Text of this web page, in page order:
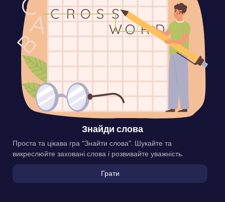
Знайди слова
Проста та цікава гра “Знайти слова”. Шукайте та
викреслюйте заховані слова і розвивайте уважність.
Грати